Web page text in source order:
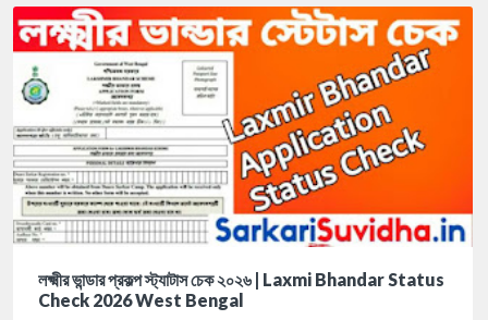
লক্ষ্মীর ভান্ডার প্রকল্প স্ট্যাটাস চেক ২০২৬ | Laxmi Bhandar Status
Check 2026 West Bengal